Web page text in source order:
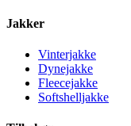
Jakker
Vinterjakke
Dynejakke
Fleecejakke
Softshelljakke